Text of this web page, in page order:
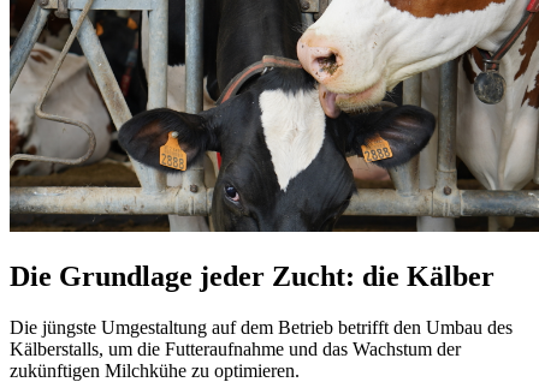
Die Grundlage jeder Zucht: die Kälber
Die jüngste Umgestaltung auf dem Betrieb betrifft den Umbau des
Kälberstalls, um die Futteraufnahme und das Wachstum der
zukünftigen Milchkühe zu optimieren.